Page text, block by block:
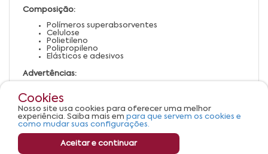
Composição:
Polímeros superabsorventes
Celulose
Polietileno
Polipropileno
Elásticos e adesivos
Advertências:
não estiver em uso
Em caso de irritação na pele, suspenda o uso e
consulte um médico
Armazene em local seco e fresco
Cookies
Nosso site usa cookies para oferecer uma melhor
experiência. Saiba mais em para que servem os cookies e
como mudar suas configurações.
Aceitar e continuar